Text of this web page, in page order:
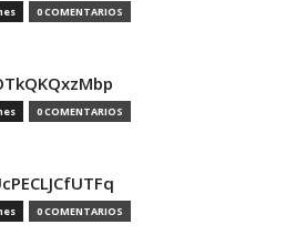
0 COMENTARIOS
0 COMENTARIOS
0 COMENTARIOS